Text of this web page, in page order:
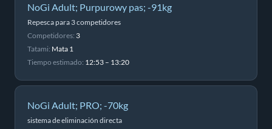
NoGi Adult; Purpurowy pas; -91kg
Repesca para 3 competidores
Competidores: 3
Tatami: Mata 1
Tiempo estimado: 12:53 – 13:20
NoGi Adult; PRO; -70kg
sistema de eliminación directa